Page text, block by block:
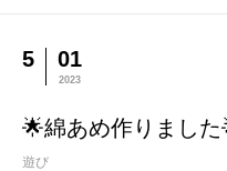
5 01
2023
🌟綿あめ作りました
遊び